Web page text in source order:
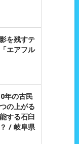
を残すテ
エアフル
年の古民
の上がる
する石臼
/ 岐阜県